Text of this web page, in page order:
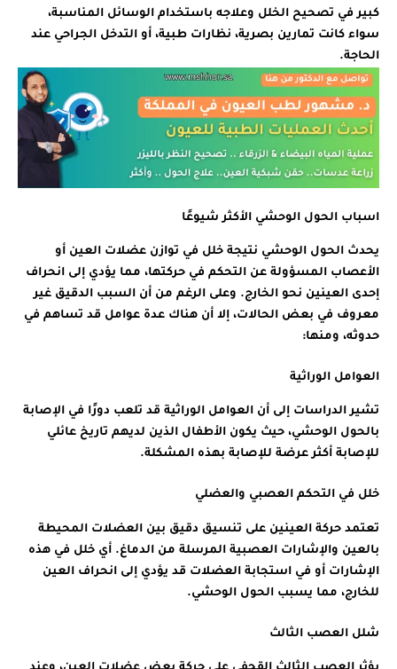
كبير في تصحيح الخلل وعلاجه باستخدام الوسائل المناسبة،
سواء كانت تمارين بصرية، نظارات طبية، أو التدخل الجراحي عند
الحاجة.
اسباب الحول الوحشي الأكثر شيوعًا
يحدث الحول الوحشي نتيجة خلل في توازن عضلات العين أو
الأعصاب المسؤولة عن التحكم في حركتها، مما يؤدي إلى انحراف
إحدى العينين نحو الخارج. وعلى الرغم من أن السبب الدقيق غير
معروف في بعض الحالات، إلا أن هناك عدة عوامل قد تساهم في
حدوثه، ومنها:
العوامل الوراثية
تشير الدراسات إلى أن العوامل الوراثية قد تلعب دورًا في الإصابة
بالحول الوحشي، حيث يكون الأطفال الذين لديهم تاريخ عائلي
للإصابة أكثر عرضة للإصابة بهذه المشكلة.
خلل في التحكم العصبي والعضلي
تعتمد حركة العينين على تنسيق دقيق بين العضلات المحيطة
بالعين والإشارات العصبية المرسلة من الدماغ. أي خلل في هذه
الإشارات أو في استجابة العضلات قد يؤدي إلى انحراف العين
للخارج، مما يسبب الحول الوحشي.
شلل العصب الثالث